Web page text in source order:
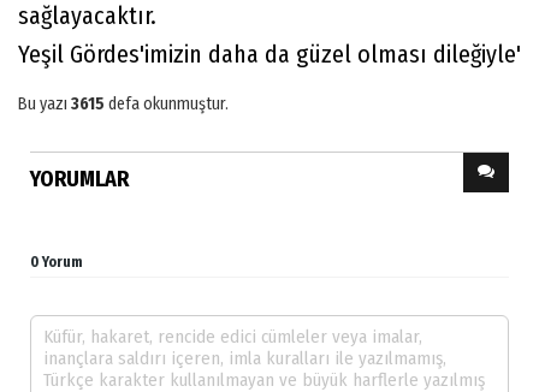
sağlayacaktır.
Yeşil Gördes'imizin daha da güzel olması dileğiyle'
Bu yazı 3615 defa okunmuştur.
YORUMLAR
0 Yorum